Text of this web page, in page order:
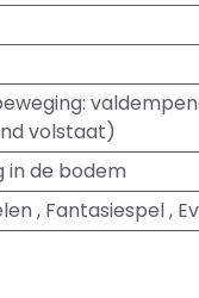
volstaat)
in de bodem
, Fantasiespel,